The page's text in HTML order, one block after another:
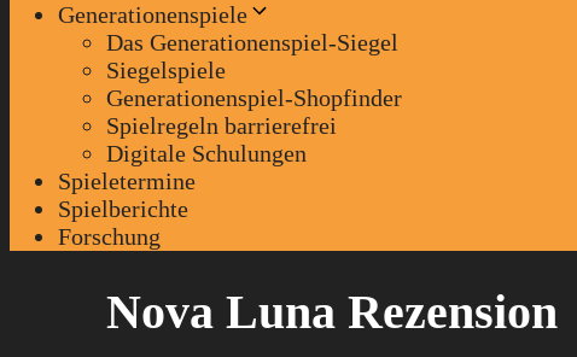
Generationenspiele
Das Generationenspiel-Siegel
Siegelspiele
Generationenspiel-Shopfinder
Spielregeln barrierefrei
Digitale Schulungen
Spieletermine
Spielberichte
Forschung
Nova Luna Rezension